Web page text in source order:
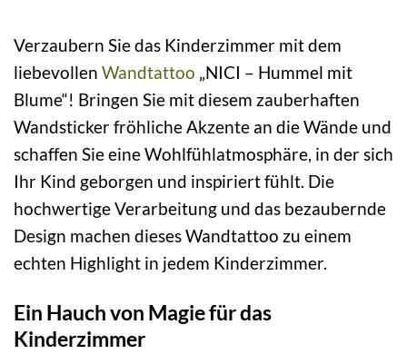
Verzaubern Sie das Kinderzimmer mit dem
liebevollen Wandtattoo „NICI – Hummel mit
Blume“! Bringen Sie mit diesem zauberhaften
Wandsticker fröhliche Akzente an die Wände und
schaffen Sie eine Wohlfühlatmosphäre, in der sich
Ihr Kind geborgen und inspiriert fühlt. Die
hochwertige Verarbeitung und das bezaubernde
Design machen dieses Wandtattoo zu einem
echten Highlight in jedem Kinderzimmer.
Ein Hauch von Magie für das
Kinderzimmer